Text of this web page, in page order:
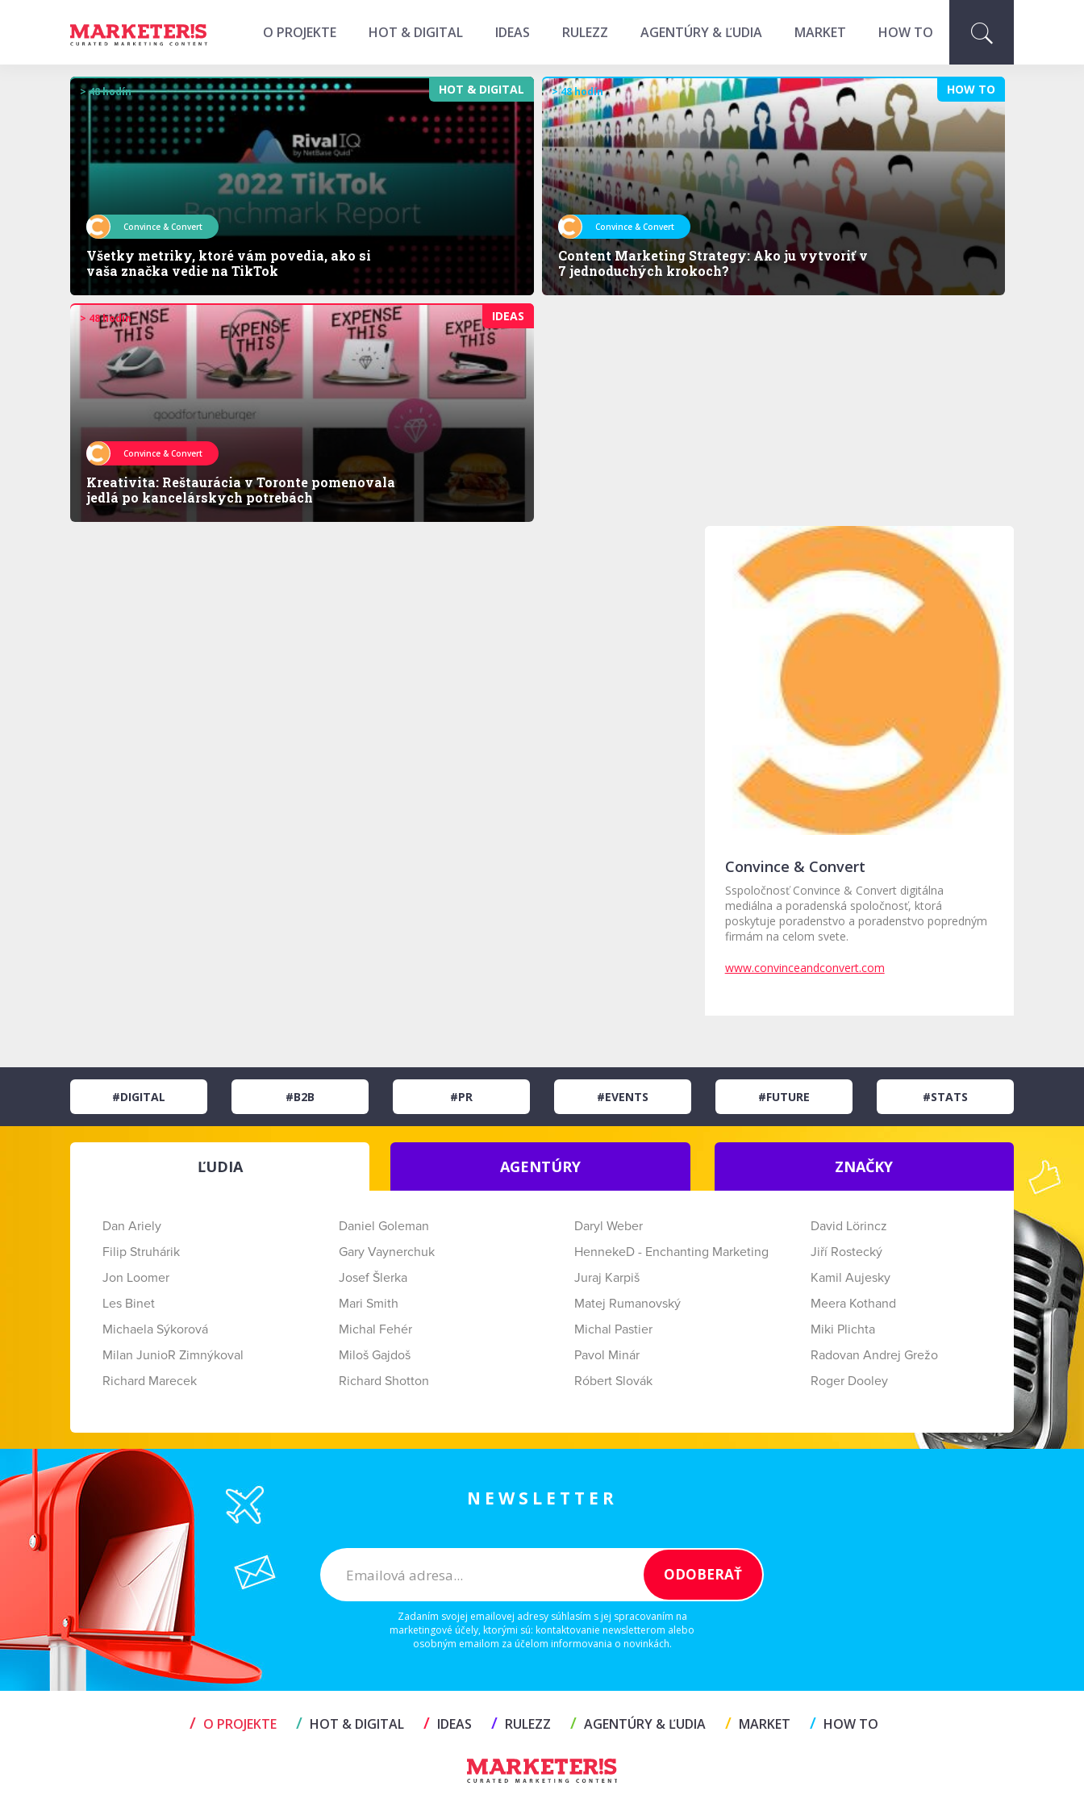
O PROJEKTE HOT & DIGITAL IDEAS RULEZZ AGENTÚRY & ĽUDIA MARKET HOW TO
HOT & DIGITAL
> 48 hodín
Convince & Convert
Všetky metriky, ktoré vám povedia, ako si
vaša značka vedie na TikTok
HOW TO
> 48 hodín
Convince & Convert
Content Marketing Strategy: Ako ju vytvoriť v
7 jednoduchých krokoch?
IDEAS
> 48 hodín
Convince & Convert
Kreativita: Reštaurácia v Toronte pomenovala
jedlá po kancelárskych potrebách
Convince & Convert
Sspoločnosť Convince & Convert digitálna
mediálna a poradenská spoločnosť, ktorá
poskytuje poradenstvo a poradenstvo popredným
firmám na celom svete.
www.convinceandconvert.com
#DIGITAL #B2B #PR #EVENTS #FUTURE #STATS
ĽUDIA AGENTÚRY ZNAČKY
Dan Ariely Daniel Goleman Daryl Weber
David Lörincz
Filip Struhárik
Gary Vaynerchuk HennekeD - Enchanting Marketing
Jiří Rostecký
Jon Loomer
Josef Šlerka Juraj Karpiš
Kamil Aujesky
Les Binet
Mari Smith Matej Rumanovský
Meera Kothand
Michaela Sýkorová
Michal Fehér Michal Pastier
Miki Plichta
Milan JunioR Zimnýkoval
Miloš Gajdoš Pavol Minár
Radovan Andrej Grežo
Richard Marecek
Richard Shotton Róbert Slovák Roger Dooley
NEWSLETTER
Zadaním svojej emailovej adresy súhlasím s jej spracovaním na
marketingové účely, ktorými sú: kontaktovanie newsletterom alebo
osobným emailom za účelom informovania o novinkách.
/ O PROJEKTE / HOT & DIGITAL / IDEAS / RULEZZ / AGENTÚRY & ĽUDIA / MARKET / HOW TO